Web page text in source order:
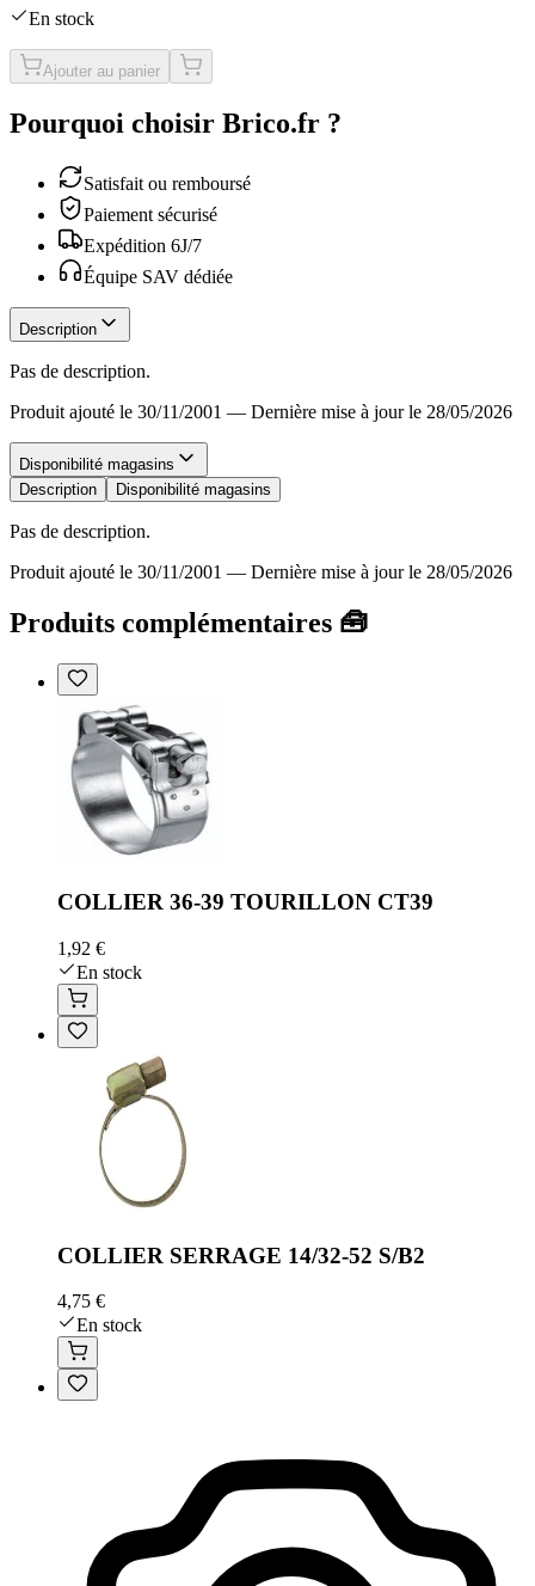
En stock
Ajouter au panier
Pourquoi choisir Brico.fr ?
Satisfait ou remboursé
Paiement sécurisé
Expédition 6J/7
Équipe SAV dédiée
Description
Pas de description.
Produit ajouté le 30/11/2001 — Dernière mise à jour le 28/05/2026
Disponibilité magasins
Description
Disponibilité magasins
Pas de description.
Produit ajouté le 30/11/2001 — Dernière mise à jour le 28/05/2026
Produits complémentaires 🧰
COLLIER 36-39 TOURILLON CT39
1,92 €
En stock
COLLIER SERRAGE 14/32-52 S/B2
4,75 €
En stock